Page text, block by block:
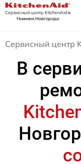
Сервисный центр KitchenAidв
Нижнем Новгороде
Сервисный центр
В